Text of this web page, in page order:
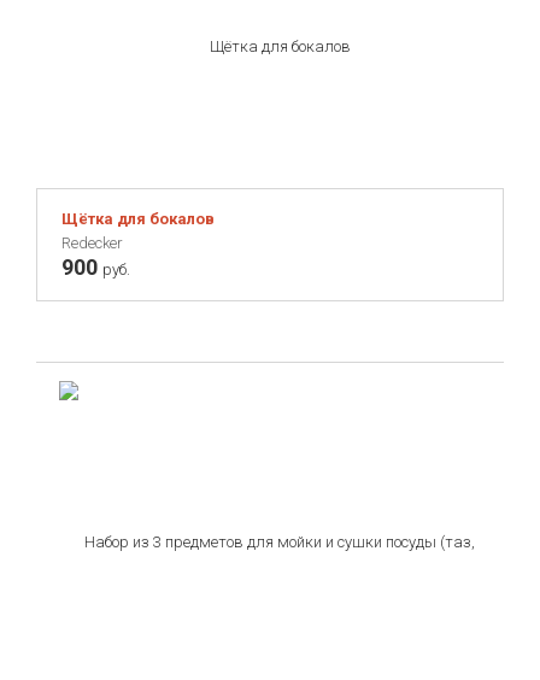
Щётка для бокалов
Redecker
900 руб.